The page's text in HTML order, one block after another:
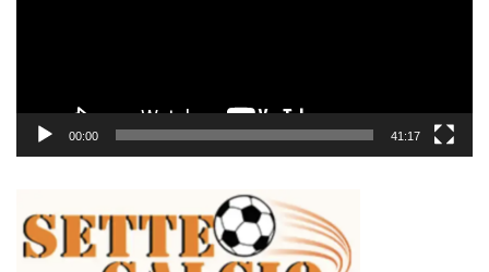
00:00 41:17